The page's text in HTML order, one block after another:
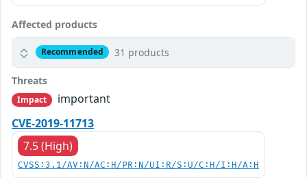
Affected products
Recommended 31 products
Threats
Impact
important
CVE-2019-11713
7.5 (High)
CVSS:3.1/AV:N/AC:H/PR:N/UI:R/S:U/C:H/I:H/A:H